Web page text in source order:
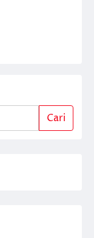
Cari